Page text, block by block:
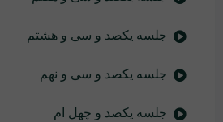
جلسه یکصد و سی و هشتم
جلسه یکصد و سی و نهم
جلسه یکصد و چهل ام